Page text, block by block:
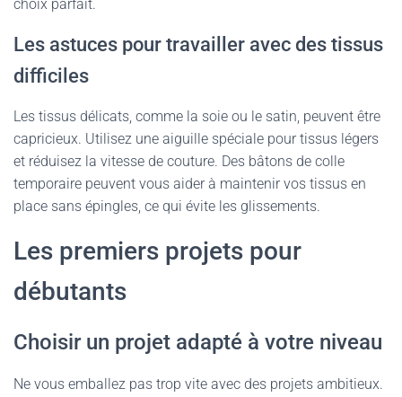
choix parfait.
Les astuces pour travailler avec des tissus
difficiles
Les tissus délicats, comme la soie ou le satin, peuvent être
capricieux. Utilisez une aiguille spéciale pour tissus légers
et réduisez la vitesse de couture. Des bâtons de colle
temporaire peuvent vous aider à maintenir vos tissus en
place sans épingles, ce qui évite les glissements.
Les premiers projets pour
débutants
Choisir un projet adapté à votre niveau
Ne vous emballez pas trop vite avec des projets ambitieux.